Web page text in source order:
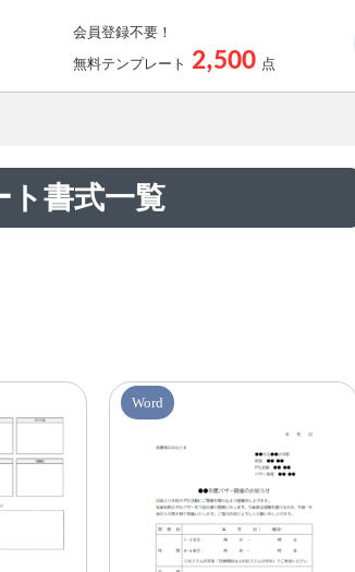
会員登録不要！
無料テンプレート 2,500 点
ト書式一覧
Word